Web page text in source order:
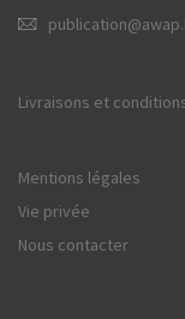
Livraisons et
Mentions légales
Vie privée
Nous contacter